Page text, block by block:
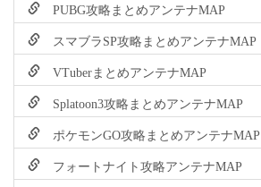
PUBG攻略まとめアンテナMAP
スマブラSP攻略まとめアンテナMAP
VTuberまとめアンテナMAP
Splatoon3攻略まとめアンテナMAP
ポケモンGO攻略まとめアンテナMAP
フォートナイト攻略アンテナMAP